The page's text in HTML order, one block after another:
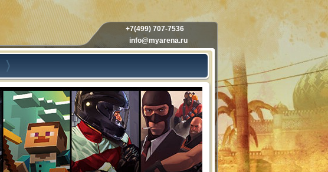
+7(499) 707-7536
info@myarena.ru